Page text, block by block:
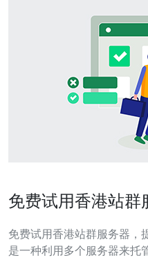
免费试用香港站群
免费试用香港站群服务器，提升您
是一种利用多个服务器来托